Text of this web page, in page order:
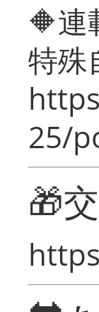
🔶
特殊
25/
🎁